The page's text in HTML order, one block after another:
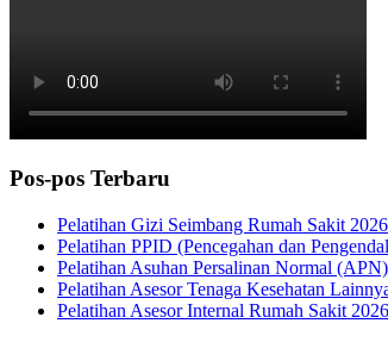
Pos-pos Terbaru
Pelatihan Gizi Seimbang Rumah Sakit 2026
Pelatihan PPID (Pencegahan dan
Pelatihan Asuhan Persalinan Normal
Pelatihan Asesor Tenaga Kesehatan
Pelatihan Asesor Internal Rumah Sakit 2026